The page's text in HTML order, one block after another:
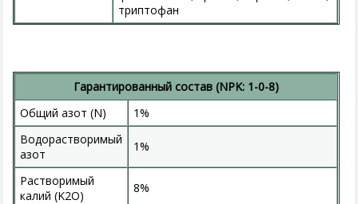
триптофан
Гарантированный состав (NPK: 1-0-8)
Общий азот (N)
1%
Водорастворимый
азот
1%
Растворимый
калий (K2O)
8%